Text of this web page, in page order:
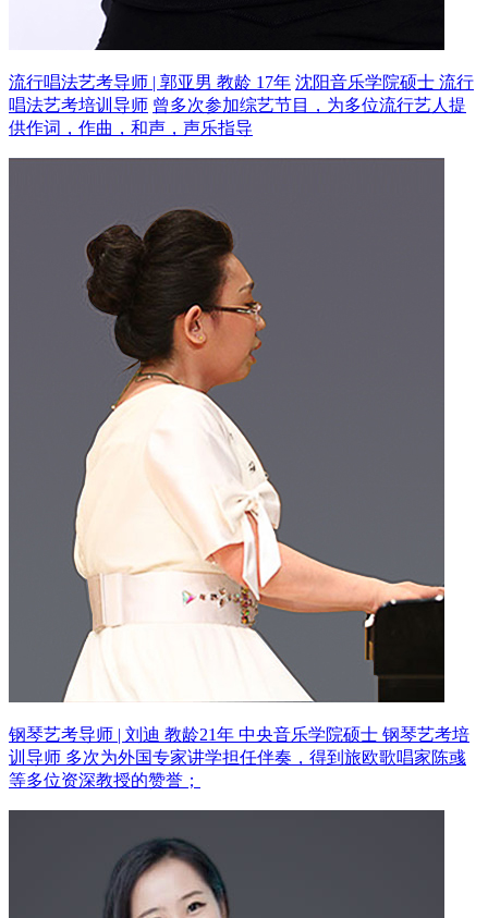
流行唱法艺考导师 | 郭亚男 教龄 17年 沈阳音乐学院硕士 流行
唱法艺考培训导师 曾多次参加综艺节目，为多位流行艺人提
供作词，作曲，和声，声乐指导
钢琴艺考导师 | 刘迪 教龄21年 中央音乐学院硕士 钢琴艺考培
训导师 多次为外国专家讲学担任伴奏，得到旅欧歌唱家陈彧
等多位资深教授的赞誉；